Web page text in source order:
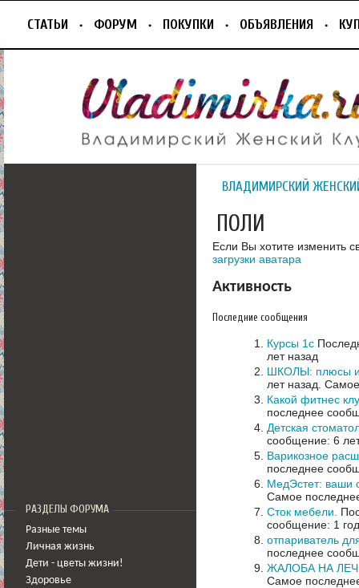
СТАТЬИ ФОРУМ ПОКУПКИ ОБЪЯВЛЕНИЯ
РАЗДЕЛЫ ФОРУМА
Разные темы
Личная жизнь
Дети - цветы жизни!
Здоровье
ВЛАДИМИРСКИЙ
ПОЛИ
Если Вы хотите изменить
загрузки аватара
Активность
Последние сообщения
Курсы 1с
лет назад
ШКОЛЫ: плюсы и
лет назад.
Какой фитнес
последнее
Детская
сообщение: 6
Варикозное
последнее
МедЭстет: ваши
Самое
Сток мебели.
сообщение: 1
отпариватель
последнее
ЖАЛОБА НА
Самое